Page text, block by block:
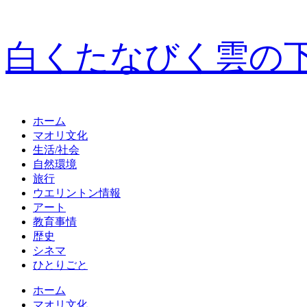
白くたなびく雲の
ホーム
マオリ文化
生活/社会
自然環境
旅行
ウエリントン情報
アート
教育事情
歴史
シネマ
ひとりごと
ホーム
マオリ文化